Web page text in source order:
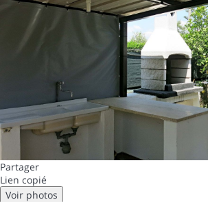
Partager
Lien copié
Voir photos